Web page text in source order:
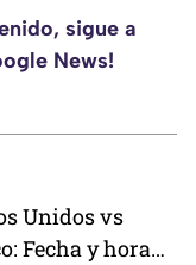
sigue a
News!
Unidos vs
Fecha y hora